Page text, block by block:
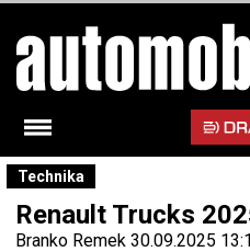
Technika
Renault Trucks
Branko Remek 30.09.2025